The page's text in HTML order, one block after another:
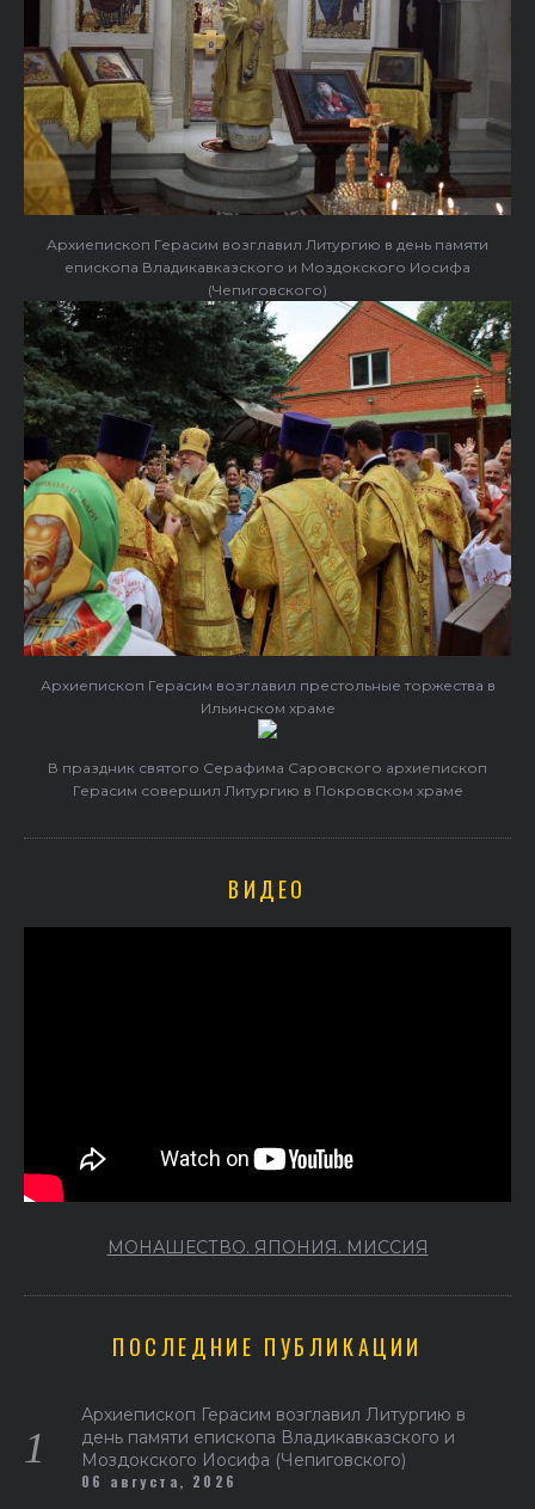
Архиепископ Герасим возглавил Литургию в день памяти
епископа Владикавказского и Моздокского Иосифа
(Чепиговского)
Архиепископ Герасим возглавил престольные торжества в
Ильинском храме
В праздник святого Серафима Саровского архиепископ
Герасим совершил Литургию в Покровском храме
ВИДЕО
МОНАШЕСТВО. ЯПОНИЯ. МИССИЯ
ПОСЛЕДНИЕ ПУБЛИКАЦИИ
Архиепископ Герасим возглавил Литургию в
день памяти епископа Владикавказского и
Моздокского Иосифа (Чепиговского)
06 августа, 2026